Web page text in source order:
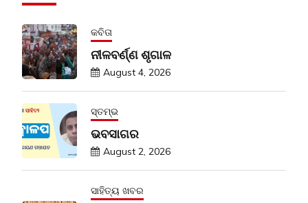
କବିତା
ନୀଳବର୍ଣ୍ଣ ଶୃଗାଳ
August 4, 2026
ସ୍ତମ୍ଭ
ଭବସାଗର
August 2, 2026
ସାହିତ୍ୟ ଖବର